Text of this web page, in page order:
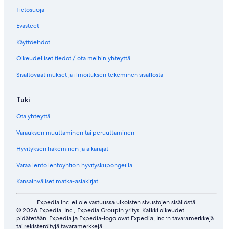
Tietosuoja
Evästeet
Käyttöehdot
Oikeudelliset tiedot / ota meihin yhteyttä
Sisältövaatimukset ja ilmoituksen tekeminen sisällöstä
Tuki
Ota yhteyttä
Varauksen muuttaminen tai peruuttaminen
Hyvityksen hakeminen ja aikarajat
Varaa lento lentoyhtiön hyvityskupongeilla
Kansainväliset matka-asiakirjat
Expedia Inc. ei ole vastuussa ulkoisten sivustojen sisällöstä.
© 2026 Expedia, Inc., Expedia Groupin yritys. Kaikki oikeudet
pidätetään. Expedia ja Expedia-logo ovat Expedia, Inc.:n tavaramerkkejä
tai rekisteröityjä tavaramerkkejä.